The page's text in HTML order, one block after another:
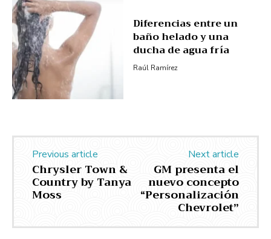
Diferencias entre un
baño helado y una
ducha de agua fría
Raúl Ramírez
Previous article
Chrysler Town &
Country by Tanya
Moss
Next article
GM presenta el
nuevo concepto
“Personalización
Chevrolet”